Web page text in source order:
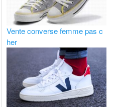
Vente converse femme pas c
her